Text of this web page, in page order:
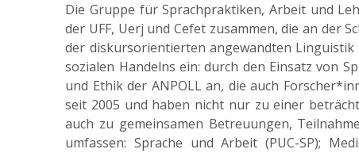
Die Gruppe für Sprachpraktiken, Arbeit und
der UFF, Uerj und Cefet zusammen, die an der
der diskursorientierten angewandten
sozialen Handelns ein: durch den Einsatz von
und Ethik der ANPOLL an, die auch
seit 2005 und haben nicht nur zu einer
auch zu gemeinsamen Betreuungen,
umfassen: Sprache und Arbeit (PUC-SP);